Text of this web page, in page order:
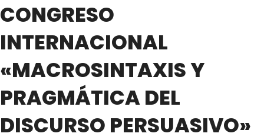
CONGRESO
INTERNACIONAL
«MACROSINTAXIS Y
PRAGMÁTICA DEL
DISCURSO PERSUASIVO»